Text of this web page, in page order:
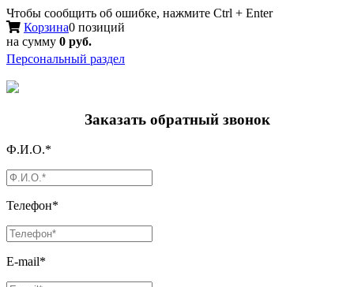
Чтобы сообщить об ошибке, нажмите Ctrl + Enter
Корзина0 позиций
на сумму 0 руб.
Персональный раздел
Заказать обратный звонок
Ф.И.О.*
Телефон*
E-mail*